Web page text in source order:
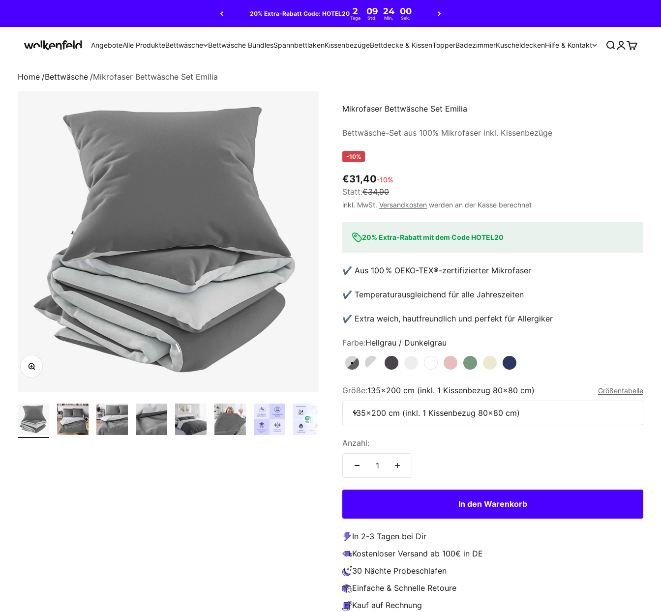
30 Nächte Probeschlafen 🌙
AngeboteAlle ProdukteBettwäsche Bettwäsche BundlesSpannbettlakenKissenbezügeBettdecke & KissenTopperBadezimmerKuscheldeckenHilfe & Kontakt
Wolkenfeld SucheAnmelden
Home /Bettwäsche /Mikrofaser Bettwäsche Set Emilia
Bild vergrößern
Mikrofaser Bettwäsche Set Emilia
Bettwäsche-Set aus 100% Mikrofaser inkl. Kissenbezüge
-10%
€31,40-10%
Statt:€34,90
inkl. MwSt. Versandkosten werden an der Kasse berechnet
20% Extra-Rabatt mit dem Code HOTEL20
✔️ Aus 100 % OEKO-TEX®-zertifizierter Mikrofaser
✔️ Temperaturausgleichend für alle Jahreszeiten
✔️ Extra weich, hautfreundlich und perfekt für Allergiker
Farbe:Hellgrau / Dunkelgrau
Hellgrau / Dunkelgrau
Hellgrau / Weiß
AnthrazitHellgrauWeißAltrosaWaldgrün
BeigeMarine Blau
Größe:135x200 cm (inkl. 1 Kissenbezug 80x80 cm) Größentabelle
135x200 cm (inkl. 1 Kissenbezug 80x80 cm)
Anzahl:
In den Warenkorb
In 2-3 Tagen bei Dir
Kostenloser Versand ab 100€ in DE
30 Nächte Probeschlafen
Einfache & Schnelle Retoure
Kauf auf Rechnung